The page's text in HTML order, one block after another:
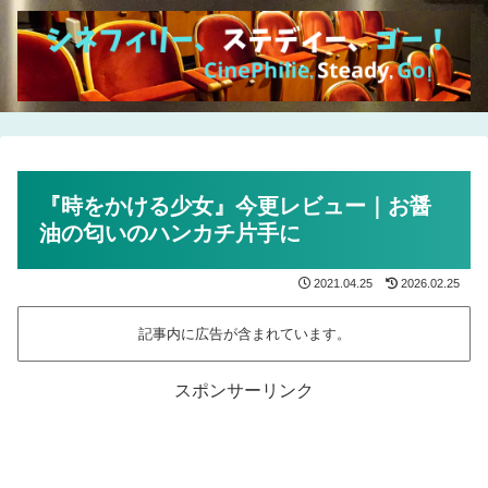
『時をかける少女』今更レビュー｜お醤
油の匂いのハンカチ片手に
2021.04.25 2026.02.25
記事内に広告が含まれています。
スポンサーリンク